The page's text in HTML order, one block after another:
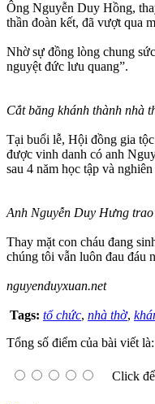
Ông Nguyễn Duy Hồng,
thần đoàn kết, đã vượt qua
Nhờ sự đồng lòng chung
nguyệt đức lưu quang”.
Cắt băng khánh thành nhà
Tại buổi lễ, Hội đồng gia
được vinh danh có anh
sau 4 năm học tập và
Anh Nguyễn Duy Hưng
Thay mặt con cháu đang
chúng tôi vẫn luôn đau đáu
nguyenduyxuan.net
Tags: tổ chức, nhà thờ,
Tổng số điểm của bài viết
Click